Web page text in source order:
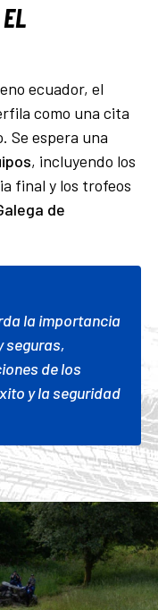
ecuador, el
como una cita
Se espera una
, incluyendo los
final y los trofeos
de
la importancia
seguras,
de los
y la seguridad